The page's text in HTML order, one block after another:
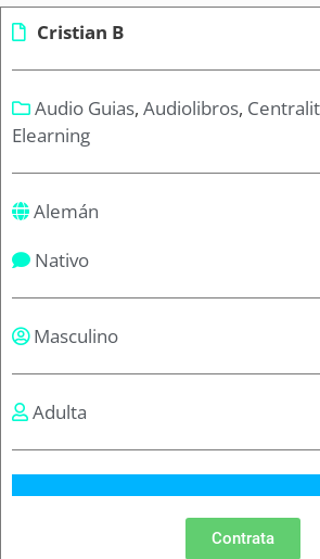
Cristian B
Audio Guias, Audiolibros,
Elearning
Alemán
Nativo
Masculino
Adulta
Contrata